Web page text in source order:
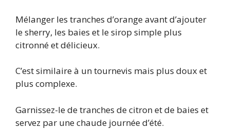
Mélanger les tranches d’orange avant d’ajouter
le sherry, les baies et le sirop simple plus
citronné et délicieux.
C’est similaire à un tournevis mais plus doux et
plus complexe.
Garnissez-le de tranches de citron et de baies et
servez par une chaude journée d’été.